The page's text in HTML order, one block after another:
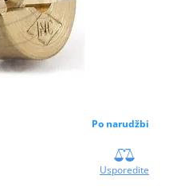
Po narudžbi
Usporedite